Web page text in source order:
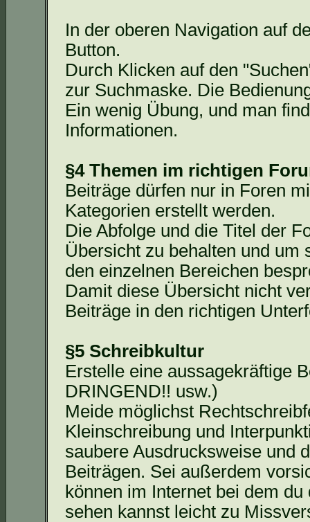
In der oberen Navigation auf
Button.
Durch Klicken auf den
zur Suchmaske. Die
Ein wenig Übung, und man
Informationen.
§4 Themen im richtigen
Beiträge dürfen nur in Foren
Kategorien erstellt werden.
Die Abfolge und die Titel der
Übersicht zu behalten und um
den einzelnen Bereichen
Damit diese Übersicht nicht
Beiträge in den richtigen
§5 Schreibkultur
Erstelle eine aussagekräftige
DRINGEND!! usw.)
Meide möglichst
Kleinschreibung und
saubere Ausdrucksweise und
Beiträgen. Sei außerdem
können im Internet bei dem
sehen kannst leicht zu